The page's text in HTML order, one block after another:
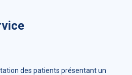
des patients présentant un